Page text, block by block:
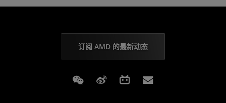
订阅 AMD 的最新动态
Weixin Weibo Bilibili